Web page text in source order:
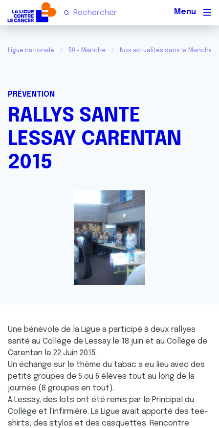
Ligue nationale 50 - Manche Nos actualités dans la Manche
PRÉVENTION
RALLYS SANTE
LESSAY CARENTAN
2015
Une bénévole de la Ligue a participé à deux rallyes
santé au Collège de Lessay le 18 juin et au Collège de
Carentan le 22 Juin 2015.
Un échange sur le thème du tabac a eu lieu avec des
petits groupes de 5 ou 6 élèves tout au long de la
journée (8 groupes en tout).
A Lessay, des lots ont été remis par le Principal du
Collège et l'infirmière. La Ligue avait apporté des tee-
shirts, des stylos et des casquettes. Rencontre